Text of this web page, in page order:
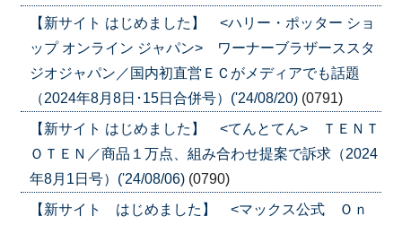
【新サイト はじめました】 <ハリー・ポッター ショ
ップ オンライン ジャパン> ワーナーブラザーススタ
ジオジャパン／国内初直営ＥＣがメディアでも話題
（2024年8月8日･15日合併号）('24/08/20) (0791)
【新サイト はじめました】 <てんとてん> ＴＥＮＴ
ＯＴＥＮ／商品１万点、組み合わせ提案で訴求（2024
年8月1日号）('24/08/06) (0790)
【新サイト はじめました】 <マックス公式 Ｏｎ